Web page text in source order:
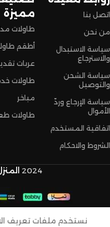
اتصل بنا
من نحن
سياسة الاستبدال
والاسترجاع
سياسة الشحن
والتوصيل
سياسة الإرجاع وردّ
الأموال
اتفاقية المستخدم
الشروط والاحكام
مميزة
طاولات
أطقم
عربات
طاولات
مباخر
طاولات
2024
نستخدم ملفات تعريف
طقم
ضيافة